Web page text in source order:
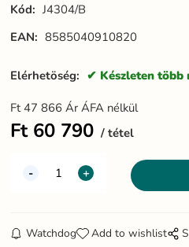
Kód: J4304/B
EAN: 8585040910820
Elérhetöség: Készleten
Ft47 866 Ár ÁFA nélkül
Ft 60 790 tétel
Watchdog Add to wishlist